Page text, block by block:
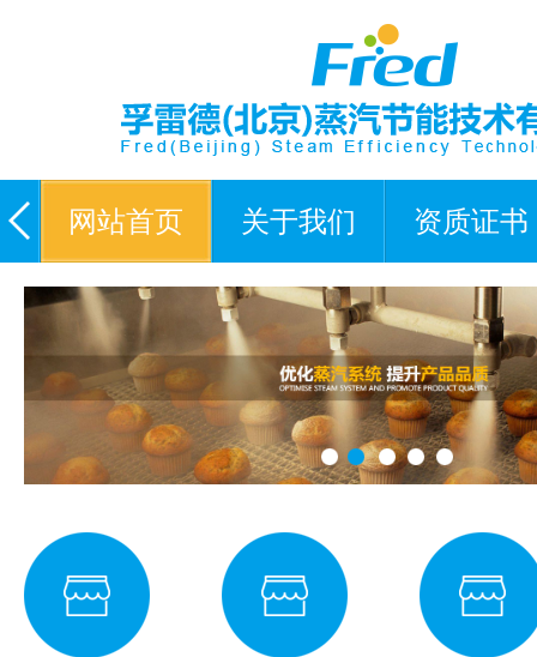
网站首页 关于我们 资质证书